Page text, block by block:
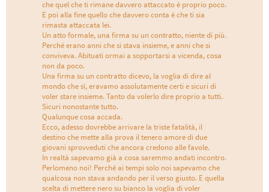
che quel che ti rimane davvero attaccato è proprio poco.
E poi alla fine quello che davvero conta è che ti sia
rimasta attaccata lei.
Un atto formale, una firma su un contratto, niente di più.
Perché erano anni che si stava insieme, e anni che si
conviveva. Abituati ormai a sopportarsi a vicenda, cosa
non da poco.
Una firma su un contratto dicevo, la voglia di dire al
mondo che sì, eravamo assolutamente certi e sicuri di
voler stare insieme. Tanto da volerlo dire proprio a tutti.
Sicuri nonostante tutto.
Qualunque cosa accada.
Ecco, adesso dovrebbe arrivare la triste fatalità, il
destino che mette alla prova il tenero amore di due
giovani sprovveduti che ancora credono alle favole.
In realtà sapevamo già a cosa saremmo andati incontro.
Perlomeno noi! Perché ai tempi solo noi sapevamo che
qualcosa non stava andando per il verso giusto. E quella
scelta di mettere nero su bianco la voglia di voler